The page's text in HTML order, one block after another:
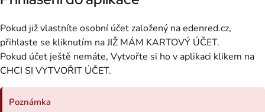
Pokud již vlastníte osobní účet založený na edenred.cz,
přihlaste se kliknutím na JIŽ MÁM KARTOVÝ ÚČET.
Pokud účet ještě nemáte, Vytvořte si ho v aplikaci klikem na
CHCI SI VYTVOŘIT ÚČET.
Poznámka